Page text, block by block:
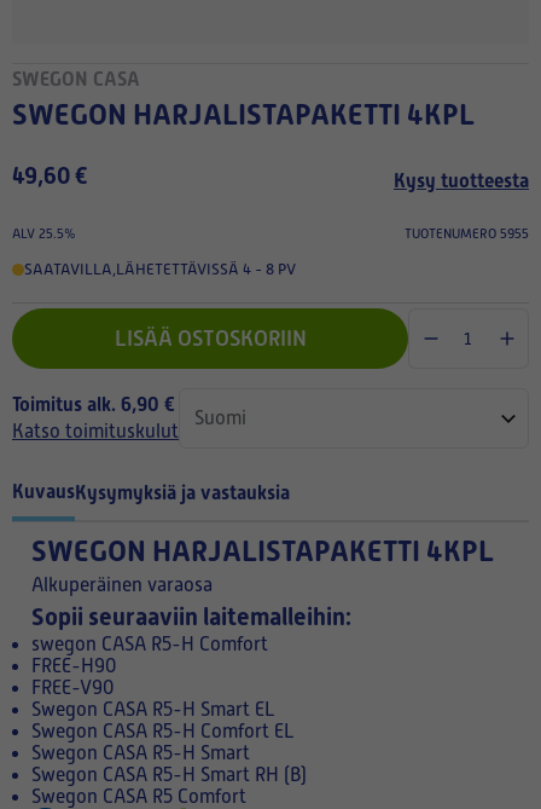
SWEGON CASA
SWEGON HARJALISTAPAKETTI 4KPL
49,60 € Kysy tuotteesta
ALV 25.5% TUOTENUMERO 5955
SAATAVILLA LÄHETETTÄVISSÄ 4 - 8 PV
LISÄÄ OSTOSKORIIN
Toimitus alk. 6,90 €
Katso toimituskulut
KuvausKysymyksiä ja vastauksia
SWEGON HARJALISTAPAKETTI 4KPL
Alkuperäinen varaosa
Sopii seuraaviin laitemalleihin:
swegon CASA R5-H Comfort
FREE-H90
FREE-V90
Swegon CASA R5-H Smart EL
Swegon CASA R5-H Comfort EL
Swegon CASA R5-H Smart
Swegon CASA R5-H Smart RH (B)
Swegon CASA R5 Comfort